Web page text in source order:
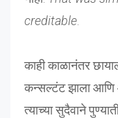
creditable
काही काळानंतर
कन्सल्टंट झाला आणि
त्याच्या सुदैवाने